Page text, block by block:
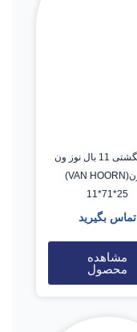
فرز انگشتی 11 بال نوز ون
هورن(VAN HOORN)
11*71*25
تماس بگیرید
مشاهده
محصول